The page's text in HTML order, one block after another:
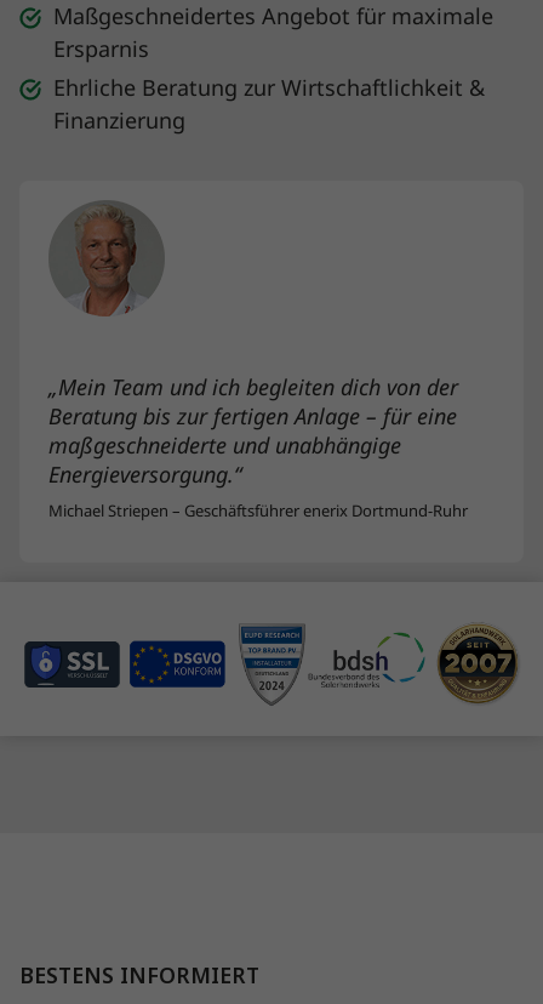
Maßgeschneidertes Angebot für maximale
Ersparnis
Ehrliche Beratung zur Wirtschaftlichkeit &
Finanzierung
„Mein Team und ich begleiten dich von der
Beratung bis zur fertigen Anlage – für eine
maßgeschneiderte und unabhängige
Energieversorgung.“
Michael Striepen – Geschäftsführer enerix Dortmund-Ruhr
BESTENS INFORMIERT